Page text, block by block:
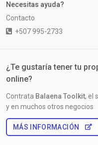
Necesitas ayuda?
Contacto
+507 995-2733
¿Te gustaría tener tu
online?
Contrata Balaena Toolkit, el
y en muchos otros negocios
MÁS INFORMACIÓN